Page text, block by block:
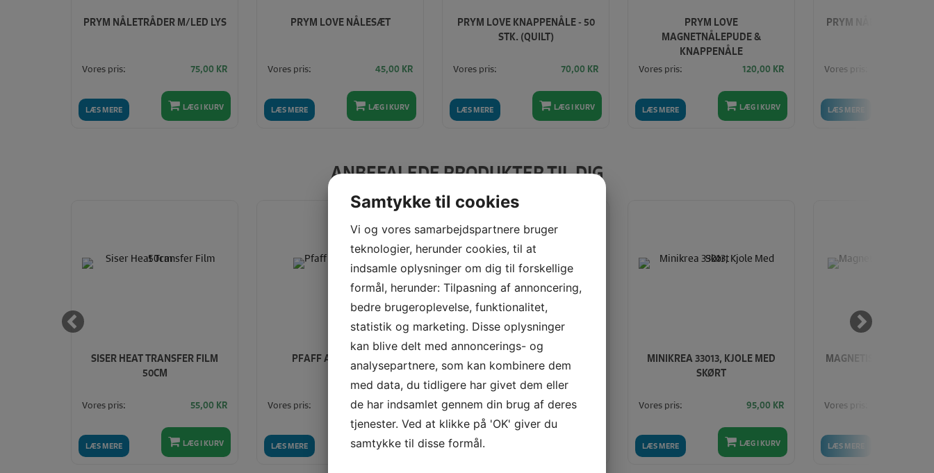
PRYM NÅLETRÅDER M/LED LYS
LÆS MERE
Vores pris: 75,00 KR
LÆG I KURV
PRYM LOVE NÅLESÆT
LÆS MERE
Vores pris: 45,00 KR
LÆG I KURV
PRYM LOVE KNAPPENÅLE - 50
STK. (QUILT)
LÆS MERE
Vores pris: 70,00 KR
LÆG I KURV
PRYM LOVE
MAGNETNÅLEPUDE &
KNAPPENÅLE
LÆS MERE
Vores pris: 120,00 KR
LÆG I KURV
PRYM NÅLEGRIBERE I
LÆS MERE
Vores pris:
ANBEFALEDE PRODUKTER TIL DIG
SISER HEAT TRANSFER FILM
50CM
LÆS MERE
Vores pris: 55,00 KR
LÆG I KURV
PFAFF AMBITION 620
LÆS MERE
Vores pris: 8.595,00KR
LÆG I KURV
MØNSTERTANG /
MØNSTERSAKS
LÆS MERE
Vores pris: 95,00
MINIKREA 33013, KJOLE MED
SKØRT
LÆS MERE
Vores pris: 95,00 KR
LÆG I KURV
MAGNETISK SØM
LÆS MERE
Vores pris:
Samtykke til cookies
Vi og vores samarbejdspartnere bruger
teknologier, herunder cookies, til at
indsamle oplysninger om dig til forskellige
formål, herunder: Tilpasning af annoncering,
bedre brugeroplevelse, funktionalitet,
statistik og marketing. Disse oplysninger
kan blive delt med annoncerings- og
analysepartnere, som kan kombinere dem
med data, du tidligere har givet dem eller
de har indsamlet gennem din brug af deres
tjenester. Ved at klikke på 'OK' giver du
samtykke til disse formål.